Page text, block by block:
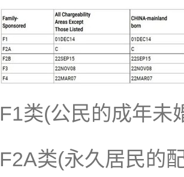
F1类(公民的成年未
F2A类(永久居民的